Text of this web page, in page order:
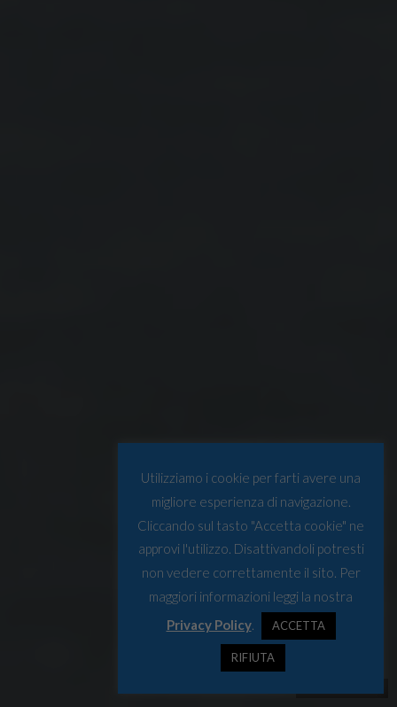
Utilizziamo i cookie per farti avere una
migliore esperienza di navigazione.
Cliccando sul tasto "Accetta cookie" ne
approvi l'utilizzo. Disattivandoli potresti
non vedere correttamente il sito. Per
maggiori informazioni leggi la nostra
Privacy Policy. ACCETTA
RIFIUTA